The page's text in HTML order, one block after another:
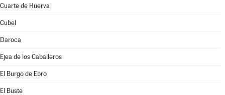
Cuarte de Huerva
Cubel
Daroca
Ejea de los Caballeros
El Burgo de Ebro
El Buste